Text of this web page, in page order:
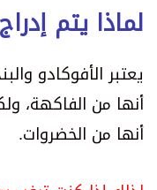
لماذا يتم
يعتبر الأفوكادو
أنها من الفاكهة،
أنها من الخضروات.